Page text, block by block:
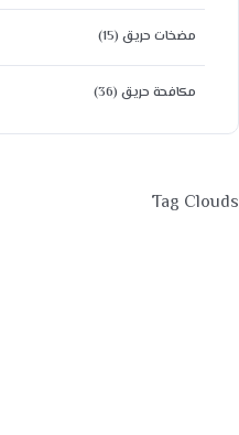
مضخات حريق (15)
مكافحة حريق (36)
Tag Clouds